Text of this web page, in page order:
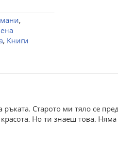
,
, Книги
Старото ми тяло се
Но ти знаеш това.